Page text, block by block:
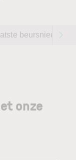
beursnieuws
onze